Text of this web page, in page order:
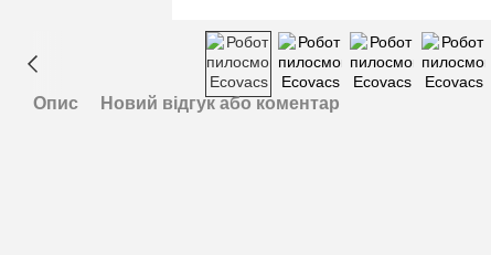
Опис Новий відгук або коментар